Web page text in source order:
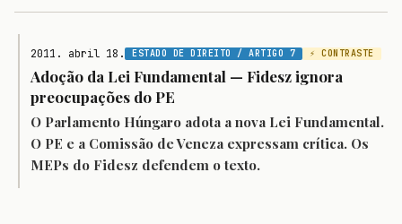
2011. abril 18. ESTADO DE DIREITO / ARTIGO 7 ⚡ CONTRASTE
Adoção da Lei Fundamental — Fidesz ignora
preocupações do PE
O Parlamento Húngaro adota a nova Lei Fundamental.
O PE e a Comissão de Veneza expressam crítica. Os
MEPs do Fidesz defendem o texto.